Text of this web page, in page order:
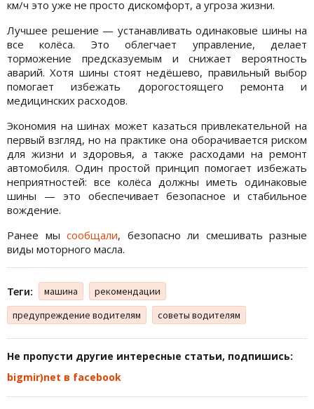
км/ч это уже не просто дискомфорт, а угроза жизни.
Лучшее решение — устанавливать одинаковые шины на
все колёса. Это облегчает управление, делает
торможение предсказуемым и снижает вероятность
аварий. Хотя шины стоят недёшево, правильный выбор
помогает избежать дорогостоящего ремонта и
медицинских расходов.
Экономия на шинах может казаться привлекательной на
первый взгляд, но на практике она оборачивается риском
для жизни и здоровья, а также расходами на ремонт
автомобиля. Один простой принцип помогает избежать
неприятностей: все колёса должны иметь одинаковые
шины — это обеспечивает безопасное и стабильное
вождение.
Ранее мы сообщали, безопасно ли смешивать разные
виды моторного масла.
Теги: машина
рекомендации
предупреждение водителям
советы водителям
Не пропусти другие интересные статьи, подпишись:
bigmir)net в facebook